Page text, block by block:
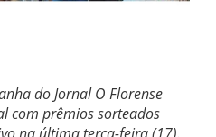
do Jornal O Florense
com prêmios sorteados